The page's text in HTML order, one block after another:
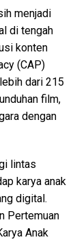
menjadi
di tengah
konten
(CAP)
dari 215
film,
dengan
lintas
karya anak
digital.
Pertemuan
Anak